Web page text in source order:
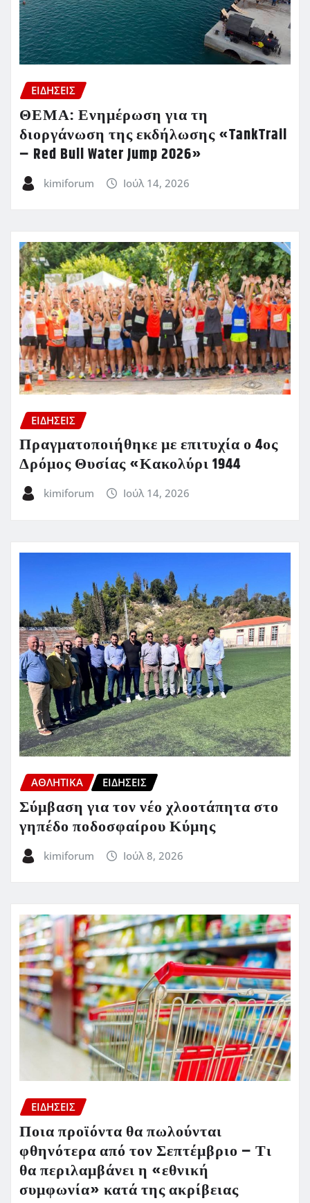
ΕΙΔΗΣΕΙΣ
ΘΕΜΑ: Ενημέρωση για τη
διοργάνωση της εκδήλωσης «TankTrail
– Red Bull Water Jump 2026»
kimiforum Ιούλ 14, 2026
ΕΙΔΗΣΕΙΣ
Πραγματοποιήθηκε με επιτυχία ο 4ος
Δρόμος Θυσίας «Κακολύρι 1944
kimiforum Ιούλ 14, 2026
ΑΘΛΗΤΙΚΑ ΕΙΔΗΣΕΙΣ
Σύμβαση για τον νέο χλοοτάπητα στο
γηπέδο ποδοσφαίρου Κύμης
kimiforum Ιούλ 8, 2026
ΕΙΔΗΣΕΙΣ
Ποια προϊόντα θα πωλούνται
φθηνότερα από τον Σεπτέμβριο – Τι
θα περιλαμβάνει η «εθνική
συμφωνία» κατά της ακρίβειας